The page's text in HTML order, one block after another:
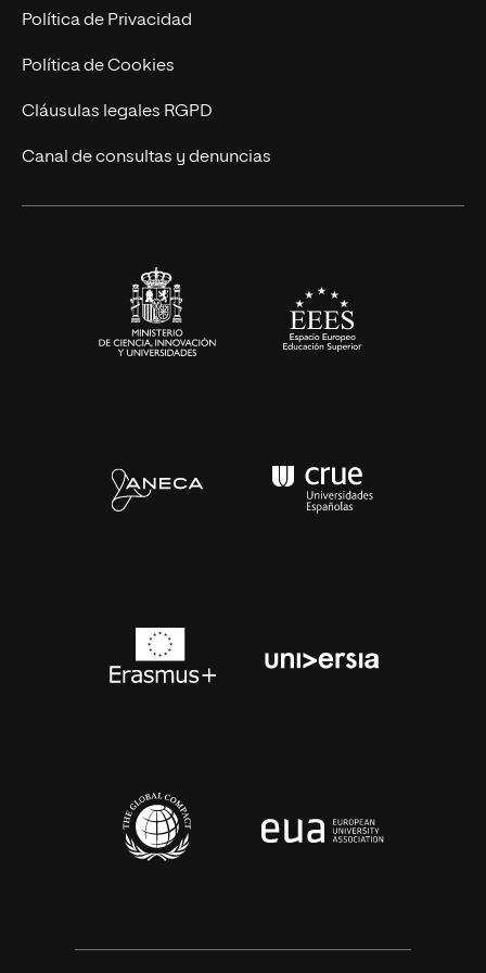
Postgrados
Cursos Universitarios
Trabaja en UNIR
Actualidad
UNIR Revista
Eventos
Política de Privacidad
Política de Cookies
Cláusulas legales RGPD
Canal de consultas y denuncias